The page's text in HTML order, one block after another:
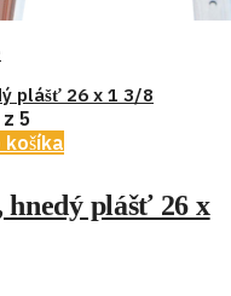
plášť 26 x 1 3/8
z 5
hnedý plášť 26 x